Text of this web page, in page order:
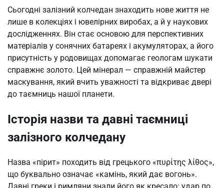
Сьогодні залізний колчедан знаходить нове життя не
лише в колекціях і ювелірних виробах, а й у наукових
дослідженнях. Він стає основою для перспективних
матеріалів у сонячних батареях і акумуляторах, а його
присутність у родовищах допомагає геологам шукати
справжнє золото. Цей мінерал — справжній майстер
маскування, який вчить уважності та відкриває двері
до таємниць нашої планети.
Історія назви та давні таємниці
залізного колчедану
Назва «пірит» походить від грецького «πυρίτης λίθος»,
що буквально означає «камінь, який дає вогонь».